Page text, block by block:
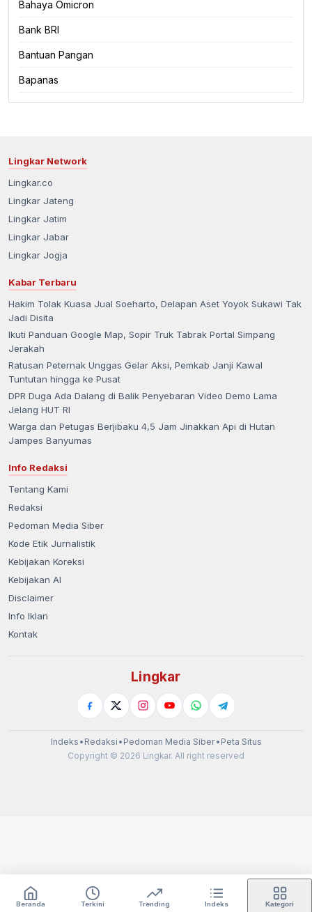
Beranda Terkini Trending Indeks Kategori
Bahaya Omicron
Bank BRI
Bantuan Pangan
Bapanas
Lingkar Network
Lingkar.co
Lingkar Jateng
Lingkar Jatim
Lingkar Jabar
Lingkar Jogja
Kabar Terbaru
Hakim Tolak Kuasa Jual Soeharto, Delapan Aset Yoyok Sukawi Tak
Jadi Disita
Ikuti Panduan Google Map, Sopir Truk Tabrak Portal Simpang
Jerakah
Ratusan Peternak Unggas Gelar Aksi, Pemkab Janji Kawal
Tuntutan hingga ke Pusat
DPR Duga Ada Dalang di Balik Penyebaran Video Demo Lama
Jelang HUT RI
Warga dan Petugas Berjibaku 4,5 Jam Jinakkan Api di Hutan
Jampes Banyumas
Info Redaksi
Tentang Kami
Redaksi
Pedoman Media Siber
Kode Etik Jurnalistik
Kebijakan Koreksi
Kebijakan AI
Disclaimer
Info Iklan
Kontak
Lingkar
Indeks • Redaksi • Pedoman Media Siber• Peta Situs
Copyright © 2026 Lingkar. All right reserved